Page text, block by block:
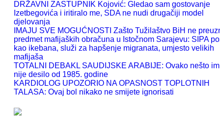
DRŽAVNI ZASTUPNIK Kojović: Gledao sam gostovanje
Izetbegovića i iritiralo me, SDA ne nudi drugačiji model
djelovanja
IMAJU SVE MOGUĆNOSTI Zašto Tužilaštvo BiH ne
predmet mafijaških obračuna u Istočnom Sarajevu: SIPA
kao ikebana, služi za hapšenje migranata, umjesto velikih
mafijaša
TOTALNI DEBAKL SAUDIJSKE ARABIJE: Ovako nešto
nije desilo od 1985. godine
KARDIOLOG UPOZORIO NA OPASNOST TOPLOTNIH
TALASA: Ovaj bol nikako ne smijete ignorisati